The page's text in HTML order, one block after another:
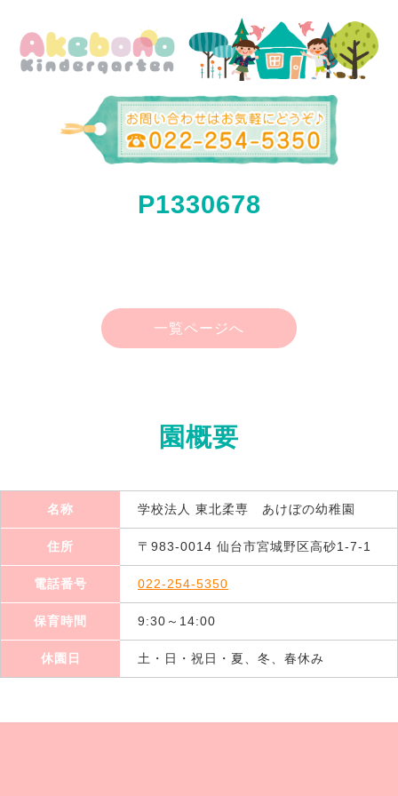
P1330678
一覧ページへ
園概要
名称 学校法人 東北柔専 あけぼの幼稚園
住所 〒983-0014 仙台市宮城野区高砂1-7-1
電話番号 022-254-5350
保育時間 9:30～14:00
休園日 土・日・祝日・夏、冬、春休み